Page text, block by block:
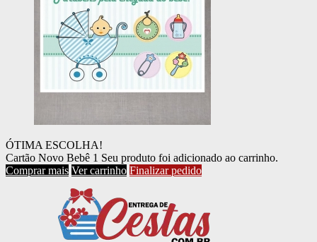
ÓTIMA ESCOLHA!
Cartão Novo Bebê 1 Seu produto foi adicionado ao carrinho.
Comprar mais Ver carrinho Finalizar pedido